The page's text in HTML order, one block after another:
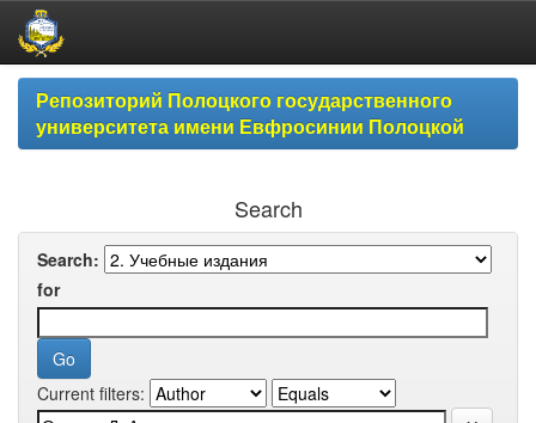
Skip
navigationРепозиторий Полоцкого государственного
университета имени Евфросинии Полоцкой
Search
Search:
for
Current filters: